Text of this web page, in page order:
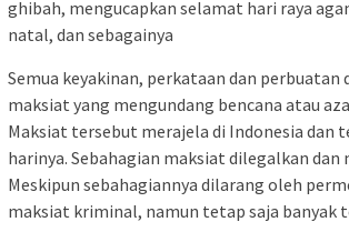
ghibah, mengucapkan selamat hari raya
natal, dan sebagainya
Semua keyakinan, perkataan dan perbuatan
maksiat yang mengundang bencana atau
Maksiat tersebut merajela di Indonesia dan
harinya. Sebahagian maksiat dilegalkan dan
Meskipun sebahagiannya dilarang oleh
maksiat kriminal, namun tetap saja banyak